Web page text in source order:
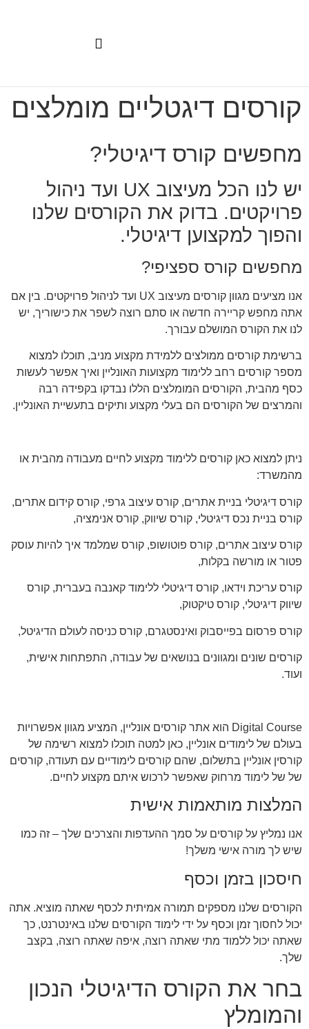
קורסים דיגטליים מומלצים
מחפשים קורס דיגיטלי?
יש לנו הכל מעיצוב UX ועד ניהול
פרויקטים. בדוק את הקורסים שלנו
והפוך למקצוען דיגיטלי.
מחפשים קורס ספציפי?
אנו מציעים מגוון קורסים מעיצוב UX ועד לניהול פרויקטים. בין אם
אתה מחפש קריירה חדשה או סתם רוצה לשפר את כישוריך, יש
לנו את הקורס המושלם עבורך.
ברשימת קורסים ממולצים ללמידת מקצוע מניב, תוכלו למצוא
מספר קורסים רחב ללימוד מקצועות האונליין ואיך אפשר לעשות
כסף מהבית, הקורסים המומלצים הללו נבדקו בקפידה רבה
והמרצים של הקורסים הם בעלי מקצוע ותיקים בתעשיית האונליין.
ניתן למצוא כאן קורסים ללימוד מקצוע לחיים מעבודה מהבית או
מהמשרד:
קורס דיגיטלי בניית אתרים, קורס עיצוב גרפי, קורס קידום אתרים,
קורס בניית נכס דיגיטלי, קורס שיווק, קורס אנימציה,
קורס עיצוב אתרים, קורס פוטושופ, קורס שמלמד איך להיות עוסק
פטור או מורשה בקלות,
קורס עריכת וידאו, קורס דיגיטלי ללימוד קאנבה בעברית, קורס
שיווק דיגיטלי, קורס טיקטוק,
קורס פרסום בפייסבוק ואינסטגרם, קורס כניסה לעולם הדיגיטל,
קורסים שונים ומגוונים בנושאים של עבודה, התפתחות אישית,
ועוד.
Digital Course הוא אתר קורסים אונליין, המציע מגוון אפשרויות
בעולם של לימודים אונליין, כאן למטה תוכלו למצוא רשימה של
קורסין אונליין בתשלום, שהם קורסים לימודיים עם תעודה, קורסים
של של לימוד מרחוק שאפשר לרכוש איתם מקצוע לחיים.
המלצות מותאמות אישית
אנו נמליץ על קורסים על סמך ההעדפות והצרכים שלך – זה כמו
שיש לך מורה אישי משלך!
חיסכון בזמן וכסף
הקורסים שלנו מספקים תמורה אמיתית לכסף שאתה מוציא. אתה
יכול לחסוך זמן וכסף על ידי לימוד הקורסים שלנו באינטרנט, כך
שאתה יכול ללמוד מתי שאתה רוצה, איפה שאתה רוצה, בקצב
שלך.
בחר את הקורס הדיגיטלי הנכון
והמומלץ